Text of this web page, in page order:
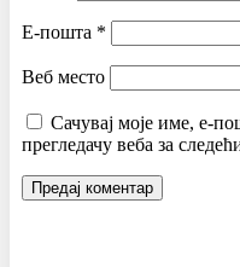
Е-пошта *
Веб место
Сачувај моје име, е-
прегледачу веба за